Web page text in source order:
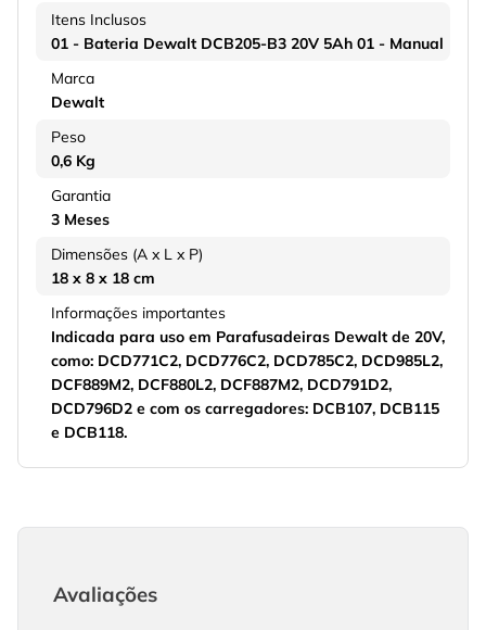
Itens Inclusos
01 - Bateria Dewalt DCB205-B3 20V 5Ah 01 - Manual
Marca
Dewalt
Peso
0,6 Kg
Garantia
3 Meses
Dimensões (A x L x P)
18 x 8 x 18 cm
Informações importantes
Indicada para uso em Parafusadeiras Dewalt de 20V,
como: DCD771C2, DCD776C2, DCD785C2, DCD985L2,
DCF889M2, DCF880L2, DCF887M2, DCD791D2,
DCD796D2 e com os carregadores: DCB107, DCB115
e DCB118.
Avaliações